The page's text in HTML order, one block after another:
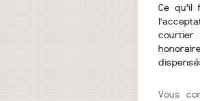
Ce qu'il
courtier
Vous